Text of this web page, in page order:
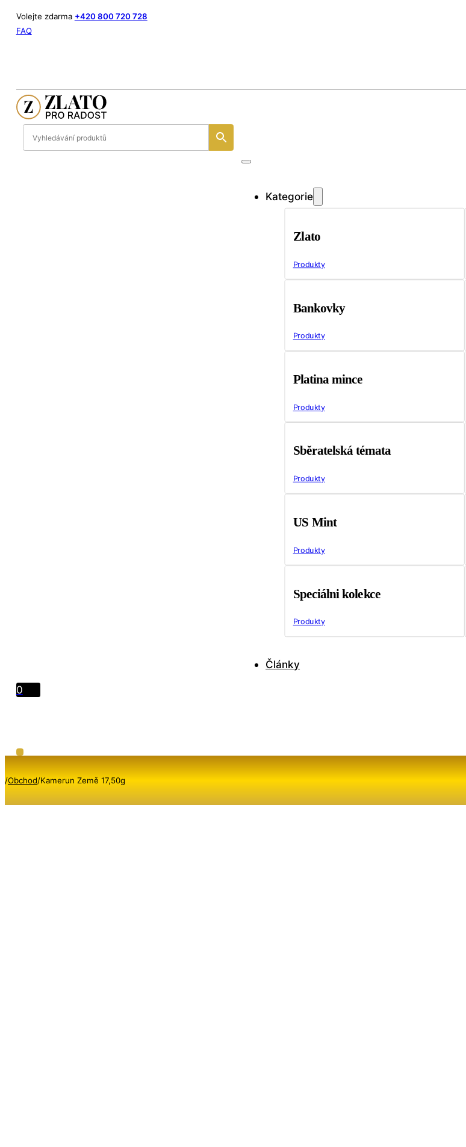
Volejte zdarma +420 800 720 728
FAQ
Kategorie
Zlato
Produkty
Bankovky
Produkty
Platina mince
Produkty
Sběratelská témata
Produkty
US Mint
Produkty
Speciálni kolekce
Produkty
Články
0
/Obchod/Kamerun Země 17,50g